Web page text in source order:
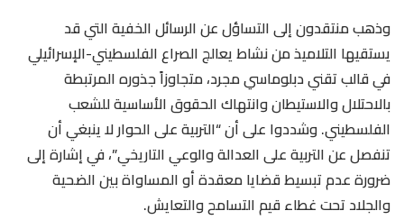
وذهب منتقدون إلى التساؤل عن الرسائل الخفية التي قد
يستقيها التلاميذ من نشاط يعالج الصراع الفلسطيني-الإسرائيلي
في قالب تقني دبلوماسي مجرد، متجاوزاً جذوره المرتبطة
بالاحتلال والاستيطان وانتهاك الحقوق الأساسية للشعب
الفلسطيني. وشددوا على أن “التربية على الحوار لا ينبغي أن
تنفصل عن التربية على العدالة والوعي التاريخي”، في إشارة إلى
ضرورة عدم تبسيط قضايا معقدة أو المساواة بين الضحية
والجلاد تحت غطاء قيم التسامح والتعايش.